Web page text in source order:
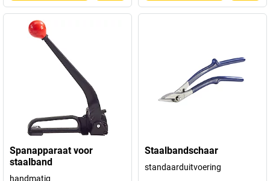
Spanapparaat voor
staalband
handmatig
Staalbandschaar
standaarduitvoering